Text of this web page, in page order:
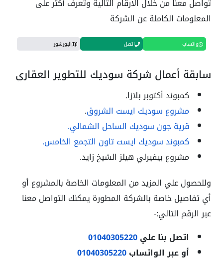
تواصل معنا من خلال الارقام التالية وتعرف أكثر على
المعلومات الكاملة عن الشركة
واتساب اتصل البورشور
سابقة أعمال شركة سوديك للتطوير العقاري
كمبوند أكتوبر بلازا.
مشروع سوديك ايست الشروق.
قرية جون سوديك الساحل الشمالي.
كمبوند سوديك ايست تاون التجمع الخامس.
مشروع بيفيرلي هيلز الشيخ زايد.
وللحصول علي المزيد من المعلومات الخاصة بالمشروع أو
أي تفاصيل خاصة بالشركة المطورة يمكنك التواصل معنا
عبر الرقم التالي:-
اتصل بنا علي01040305220
أو عبر الواتساب01040305220